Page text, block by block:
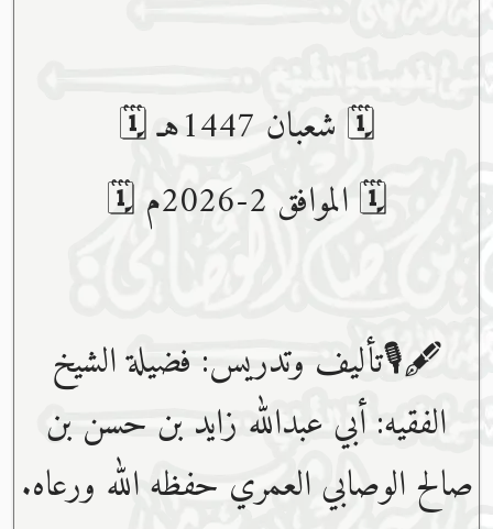
🗓 شعبان 1447هـ 🗓
🗓 الموافق 2-2026م 🗓
🖋🎙تأليف وتدريس: فضيلة الشيخ
الفقيه: أبي عبدﷲ زايد بن حسن بن
صالح الوصابي العمري حفظه ﷲ ورعاه.